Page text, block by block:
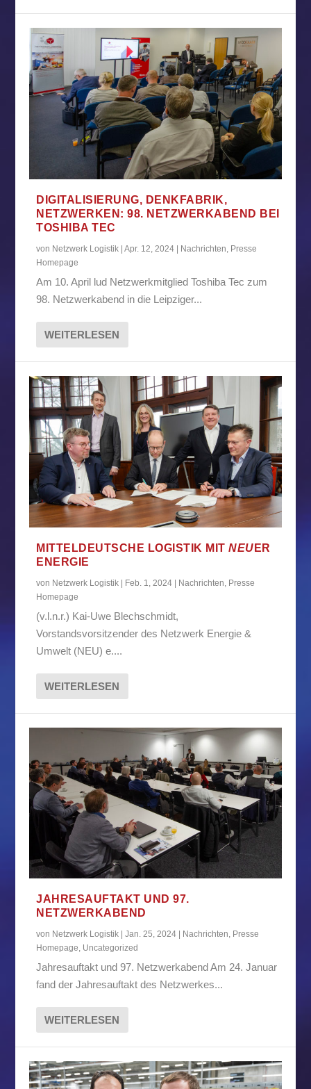
DIGITALISIERUNG, DENKFABRIK,
NETZWERKEN: 98. NETZWERKABEND BEI
TOSHIBA TEC
von Netzwerk Logistik |Apr. 12, 2024 | Nachrichten, Presse
Homepage
Am 10. April lud Netzwerkmitglied Toshiba Tec zum
98. Netzwerkabend in die Leipziger...
WEITERLESEN
MITTELDEUTSCHE LOGISTIK MITNEU ER
ENERGIE
von Netzwerk Logistik | Feb. 1, 2024 | Nachrichten Presse
Homepage
(v.l.n.r.) Kai-Uwe Blechschmidt,
Vorstandsvorsitzender des Netzwerk Energie &
Umwelt (NEU) e....
WEITERLESEN
JAHRESAUFTAKT UND 97.
NETZWERKABEND
von Netzwerk Logistik |Jan. 25, 2024 Nachrichten, Presse
Homepage, Uncategorized
Jahresauftakt und 97. Netzwerkabend Am 24. Januar
fand der Jahresauftakt des Netzwerkes...
WEITERLESEN